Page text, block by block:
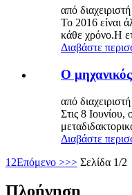
από
Το 2016 είναι
κάθε χρόνο.Η
Διαβάστε
Ο
από
Στις 8
Διαβάστε
1 2Επόμενο >>> Σελίδα 1/2
Πλοήγηση